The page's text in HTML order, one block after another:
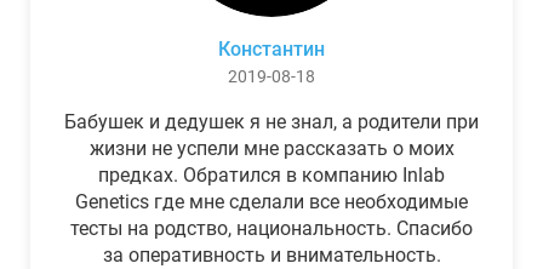
Константин
2019-08-18
Бабушек и дедушек я не знал, а родители при
жизни не успели мне рассказать о моих
предках. Обратился в компанию Inlab
Genetics где мне сделали все необходимые
тесты на родство, национальность. Спасибо
за оперативность и внимательность.